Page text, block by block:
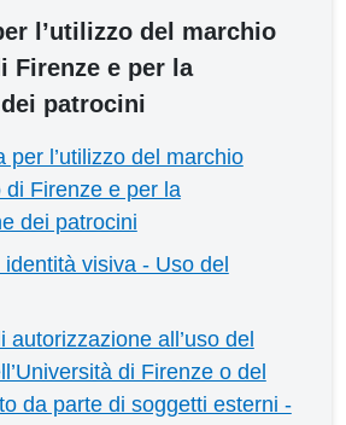
l’utilizzo del marchio
Firenze e per la
patrocini
per l’utilizzo del marchio
di Firenze e per la
dei patrocini
identità visiva - Uso del
autorizzazione all’uso del
di Firenze o del
da parte di soggetti esterni -